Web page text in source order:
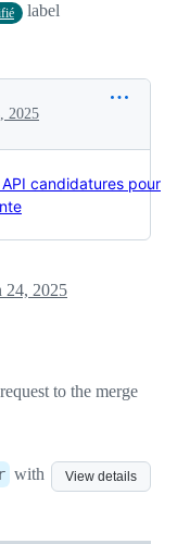
label
2025
candidatures pour
24, 2025
to the merge
View details
with